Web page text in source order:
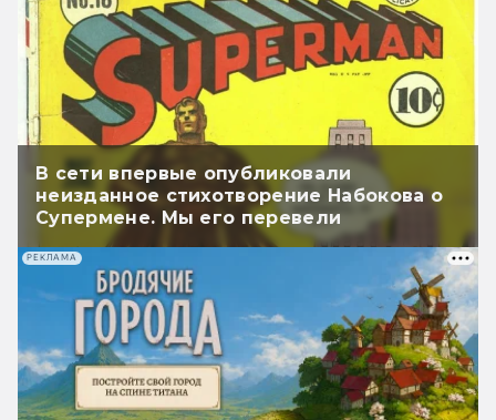
В сети впервые опубликовали
неизданное стихотворение Набокова о
Супермене. Мы его перевели
РЕКЛАМА